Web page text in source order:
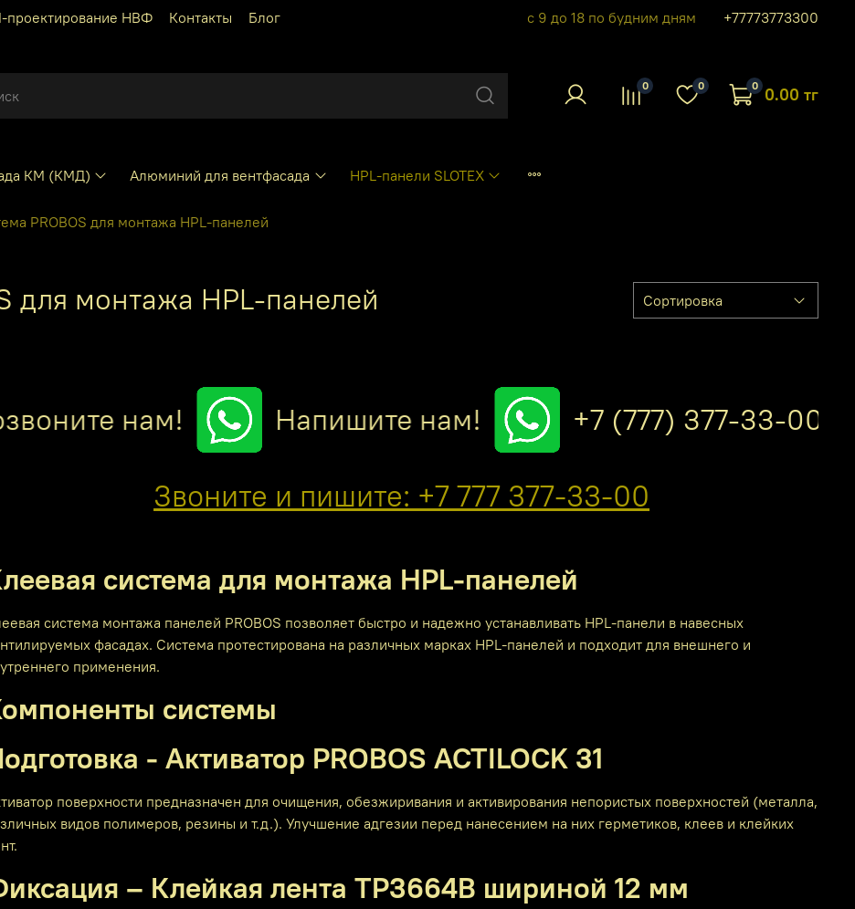
проектирование НВФ Контакты Блог с 9 до 18 по будним дням +77773773300
0 0 0 0.00 тг
КМ (КМД) Алюминий для вентфасада HPL-панели SLOTEX
PROBOS для монтажа HPL-панелей
для монтажа HPL-панелей
нам! Напишите нам! +7 (777) 377-33-00
Звоните и пишите: +7 777 377-33-00
система для монтажа HPL-панелей
система монтажа панелей PROBOS позволяет быстро и надежно устанавливать HPL-панели в навесных
фасадах. Система протестирована на различных марках HPL-панелей и подходит для внешнего и
применения.
системы
- Активатор PROBOS ACTILOCK 31
поверхности предназначен для очищения, обезжиривания и активирования непористых поверхностей (металла,
видов полимеров, резины и т.д.). Улучшение адгезии перед нанесением на них герметиков, клеев и клейких
– Клейкая лента ТР3664В шириной 12 мм